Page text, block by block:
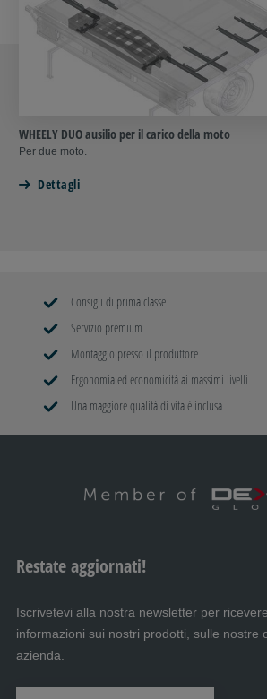
WHEELY DUO ausilio per il carico della moto
Per due moto.
Dettagli
Consigli di prima classe
Servizio premium
Montaggio presso il produttore
Ergonomia ed economicità ai massimi livelli
Una maggiore qualità di vita è inclusa
Restate aggiornati!
Iscrivetevi alla nostra newsletter per
informazioni sui nostri prodotti, sulle nostre
azienda.